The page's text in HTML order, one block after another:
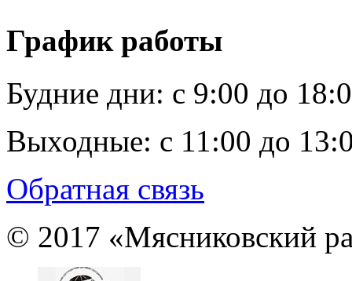
График работы
Будние дни: c 9:00 до
Выходные: с 11:00 до
Обратная связь
© 2017 «Мясниковский